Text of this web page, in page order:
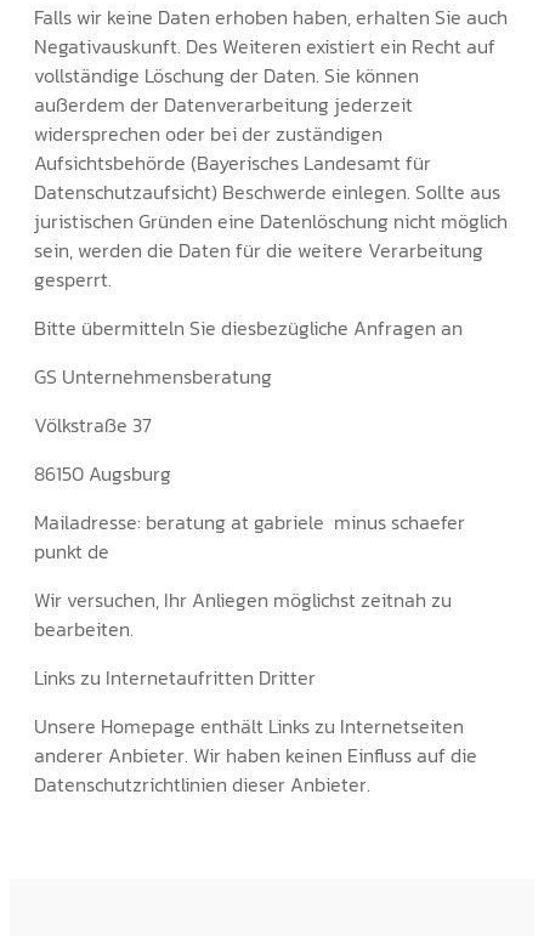
Falls wir keine Daten erhoben haben, erhalten Sie auch
Negativauskunft. Des Weiteren existiert ein Recht auf
vollständige Löschung der Daten. Sie können
außerdem der Datenverarbeitung jederzeit
widersprechen oder bei der zuständigen
Aufsichtsbehörde (Bayerisches Landesamt für
Datenschutzaufsicht) Beschwerde einlegen. Sollte aus
juristischen Gründen eine Datenlöschung nicht möglich
sein, werden die Daten für die weitere Verarbeitung
gesperrt.
Bitte übermitteln Sie diesbezügliche Anfragen an
GS Unternehmensberatung
Völkstraße 37
86150 Augsburg
Mailadresse: beratung at gabriele minus schaefer
punkt de
Wir versuchen, Ihr Anliegen möglichst zeitnah zu
bearbeiten.
Links zu Internetaufritten Dritter
Unsere Homepage enthält Links zu Internetseiten
anderer Anbieter. Wir haben keinen Einfluss auf die
Datenschutzrichtlinien dieser Anbieter.